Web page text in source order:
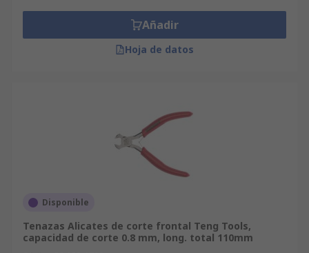
Añadir
Hoja de datos
Disponible
Tenazas Alicates de corte frontal Teng Tools,
capacidad de corte 0.8 mm, long. total 110mm